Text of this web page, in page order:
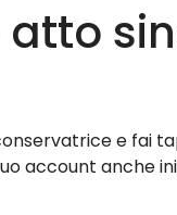
e fai
account anche